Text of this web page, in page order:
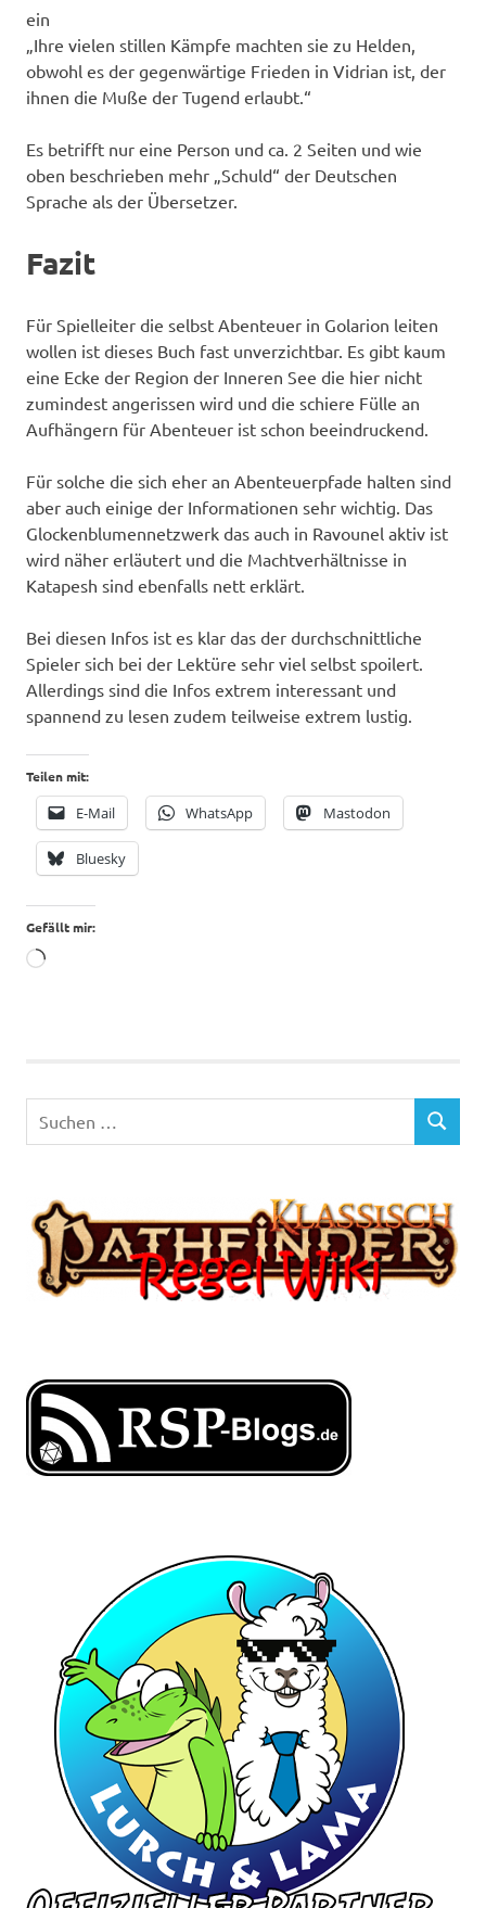
ein
„Ihre vielen stillen Kämpfe machten sie zu Helden,
obwohl es der gegenwärtige Frieden in Vidrian ist, der
ihnen die Muße der Tugend erlaubt.“
Es betrifft nur eine Person und ca. 2 Seiten und wie
oben beschrieben mehr „Schuld“ der Deutschen
Sprache als der Übersetzer.
Fazit
Für Spielleiter die selbst Abenteuer in Golarion leiten
wollen ist dieses Buch fast unverzichtbar. Es gibt kaum
eine Ecke der Region der Inneren See die hier nicht
zumindest angerissen wird und die schiere Fülle an
Aufhängern für Abenteuer ist schon beeindruckend.
Für solche die sich eher an Abenteuerpfade halten sind
aber auch einige der Informationen sehr wichtig. Das
Glockenblumennetzwerk das auch in Ravounel aktiv ist
wird näher erläutert und die Machtverhältnisse in
Katapesh sind ebenfalls nett erklärt.
Bei diesen Infos ist es klar das der durchschnittliche
Spieler sich bei der Lektüre sehr viel selbst spoilert.
Allerdings sind die Infos extrem interessant und
spannend zu lesen zudem teilweise extrem lustig.
Teilen mit:
E-Mail WhatsApp Mastodon
Bluesky
Gefällt mir:
Wird
Suchen
SUCHEN